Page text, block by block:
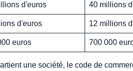
d'euros 40 millions
d'euros 12 millions
euros 700 000
une société, le code de